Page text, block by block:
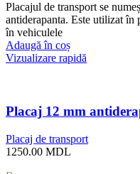
Placajul de transport se
antiderapanta. Este utilizat în
în vehiculele
Adaugă în coș
Vizualizare rapidă
Placaj 12 mm
Placaj de transport
1250.00 MDL